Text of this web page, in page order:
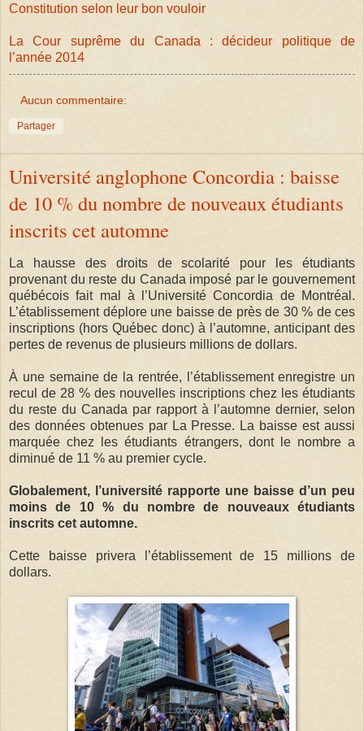
Constitution selon leur bon vouloir
La Cour suprême du Canada : décideur politique de
l’année 2014
Aucun commentaire:
Partager
Université anglophone Concordia : baisse
de 10 % du nombre de nouveaux étudiants
inscrits cet automne
La hausse des droits de scolarité pour les étudiants
provenant du reste du Canada imposé par le gouvernement
québécois fait mal à l’Université Concordia de Montréal.
L’établissement déplore une baisse de près de 30 % de ces
inscriptions (hors Québec donc) à l’automne, anticipant des
pertes de revenus de plusieurs millions de dollars.
À une semaine de la rentrée, l’établissement enregistre un
recul de 28 % des nouvelles inscriptions chez les étudiants
du reste du Canada par rapport à l’automne dernier, selon
des données obtenues par La Presse. La baisse est aussi
marquée chez les étudiants étrangers, dont le nombre a
diminué de 11 % au premier cycle.
Globalement, l’université rapporte une baisse d’un peu
moins de 10 % du nombre de nouveaux étudiants
inscrits cet automne.
Cette baisse privera l’établissement de 15 millions de
dollars.